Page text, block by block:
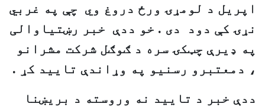
اپريل د لومړۍ ورځ دروغ وي چې په غربي
نړۍ کې دود دی . خو ددې خبر رښتياوالی
په ډيرې چټکۍ سره د ګوګل شرکت مشرانو
، دمعتبرو رسنيو په وړاندې تاييد کړ .
ددې خبر د تاييد نه وروسته د بريښنا